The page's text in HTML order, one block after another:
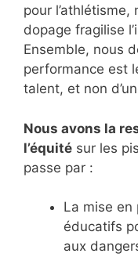
pour
dopage fragilise
Ensemble, nous
performance est
talent, et non
Nous avons la
l’équité sur les
passe par :
La mise en
éducatifs
aux